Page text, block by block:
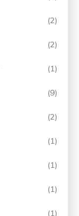
(2)
(2)
(1)
(9)
(2)
(1)
(1)
(1)
(1)